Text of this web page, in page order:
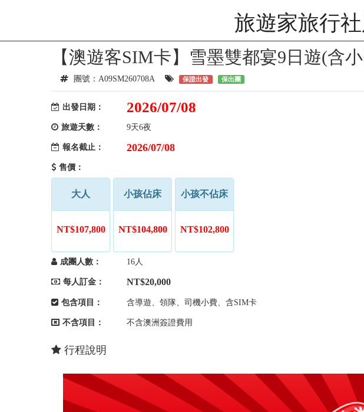
旅遊家旅行
【澳遊客SIM卡】雪墨雙都宴9日遊(含
團號：A09SM260708A 保證出發 保出團
出發日期： 2026/07/08
旅遊天數： 9天6夜
報名截止： 2026/07/08
售價：
大人
NT$107,800
小孩佔床
NT$104,800
小孩不佔床
NT$102,800
成團人數： 16人
每人訂金： NT$20,000
包含項目： 含導遊、領隊、司機小費、含SIM卡
不含項目： 不含澳洲簽證費用
行程說明